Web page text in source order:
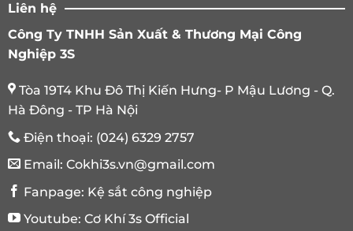
Liên hệ
Công Ty TNHH Sản Xuất & Thương Mại Công
Nghiệp 3S
Tòa 19T4 Khu Đô Thị Kiến Hưng- P Mậu Lương - Q.
Hà Đông - TP Hà Nội
Điện thoại: (024) 6329 2757
Email: Cokhi3s.vn@gmail.com
Fanpage: Kệ sắt công nghiệp
Youtube: Cơ Khí 3s Official